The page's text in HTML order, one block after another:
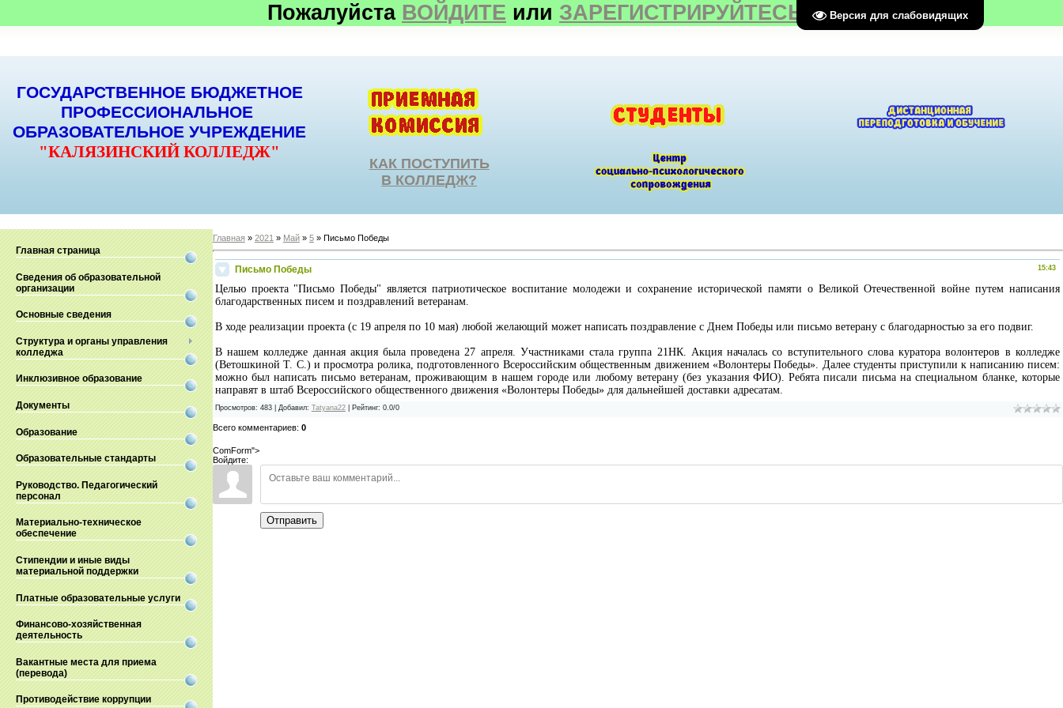
Версия для слабовидящих
Пожалуйста ВОЙДИТЕ или ЗАРЕГИСТРИРУЙТЕСЬ
ГОСУДАРСТВЕННОЕ БЮДЖЕТНОЕ
ПРОФЕССИОНАЛЬНОЕ
ОБРАЗОВАТЕЛЬНОЕ УЧРЕЖДЕНИЕ
"КАЛЯЗИНСКИЙ КОЛЛЕДЖ"
КАК ПОСТУПИТЬ
В КОЛЛЕДЖ?
Главная страница
Сведения об образовательной
организации
Основные сведения
Структура и органы управления
колледжа
Инклюзивное образование
Документы
Образование
Образовательные стандарты
Руководство. Педагогический
персонал
Материально-техническое
обеспечение
Стипендии и иные виды
материальной поддержки
Платные образовательные услуги
Финансово-хозяйственная
деятельность
Вакантные места для приема
(перевода)
Противодействие коррупции
Главная» 2021 » Май » 5» Письмо Победы
15:43
Письмо Победы
Целью проекта "Письмо Победы" является патриотическое воспитание молодежи и сохранение исторической памяти о Великой Отечественной войне путем написания
благодарственных писем и поздравлений ветеранам.
В ходе реализации проекта (с 19 апреля по 10 мая) любой желающий может написать поздравление с Днем Победы или письмо ветерану с благодарностью за его подвиг.
В нашем колледже данная акция была проведена 27 апреля. Участниками стала группа 21НК. Акция началась со вступительного слова куратора волонтеров в колледже
(Ветошкиной Т. С.) и просмотра ролика, подготовленного Всероссийским общественным движением «Волонтеры Победы». Далее студенты приступили к написанию писем:
можно был написать письмо ветеранам, проживающим в нашем городе или любому ветерану (без указания ФИО). Ребята писали письма на специальном бланке, которые
направят в штаб Всероссийского общественного движения «Волонтеры Победы» для дальнейшей доставки адресатам.
Просмотров: 483| Добавил: Tatyana22 Рейтинг: 0.0/0
Всего комментариев: 0
ComForm">
Войдите:
Отправить